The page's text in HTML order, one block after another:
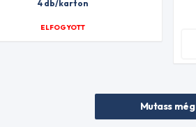
4 db/karton
ELFOGYOTT
Mutass még